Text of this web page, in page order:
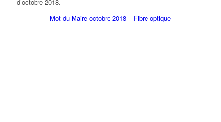
d’octobre 2018.
Mot du Maire octobre 2018 – Fibre optique